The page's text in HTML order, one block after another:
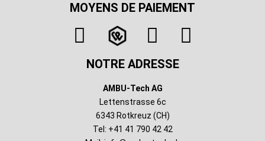
MOYENS DE PAIEMENT
NOTRE ADRESSE
AMBU-Tech AG
Lettenstrasse 6c
6343 Rotkreuz (CH)
Tel: +41 41 790 42 42